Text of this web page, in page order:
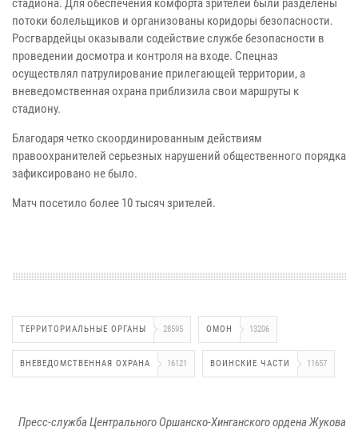
стадиона. Для обеспечения комфорта зрителей были разделены
потоки болельщиков и организованы коридоры безопасности.
Росгвардейцы оказывали содействие службе безопасности в
проведении досмотра и контроля на входе. Спецназ
осуществлял патрулирование прилегающей территории, а
вневедомственная охрана приблизила свои маршруты к
стадиону.
Благодаря четко скоординированным действиям
правоохранителей серьезных нарушений общественного порядка
зафиксировано не было.
Матч посетило более 10 тысяч зрителей.
ТЕРРИТОРИАЛЬНЫЕ ОРГАНЫ 28595 ОМОН 13206
ВНЕВЕДОМСТВЕННАЯ ОХРАНА 16121 ВОИНСКИЕ ЧАСТИ 11657
Пресс-служба Центрального Оршанско-Хинганского ордена Жукова